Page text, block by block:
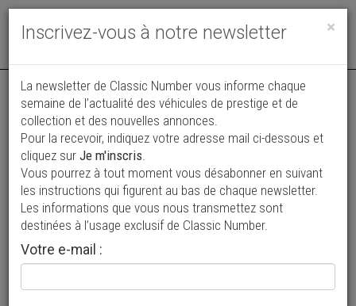
Toggle
Annonce actualisée le 20/07/2026 ( il y a 20 jours )
Mercedes-Benz SL 230 Pagode
64 200 €
1965 Cabriolet / roadster 36 648 km
×
Inscrivez-vous à notre newsletter
La newsletter de Classic Number vous informe chaque
semaine de l’actualité des véhicules de prestige et de
collection et des nouvelles annonces.
Pour la recevoir, indiquez votre adresse mail ci-dessous et
cliquez sur Je m'inscris.
Vous pourrez à tout moment vous désabonner en suivant
les instructions qui figurent au bas de chaque newsletter.
Les informations que vous nous transmettez sont
destinées à l’usage exclusif de Classic Number.
Votre e-mail :